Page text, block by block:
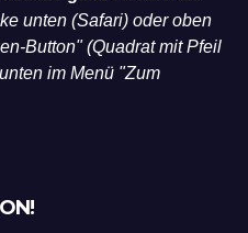
unten (Safari) oder oben
Button" (Quadrat mit Pfeil
im Menü "Zum